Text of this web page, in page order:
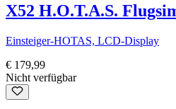
X52 H.O.T.A.S.
Einsteiger-HOTAS, LCD-Display
€ 179,99
Nicht verfügbar